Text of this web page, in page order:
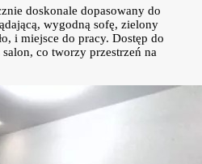
doskonale dopasowany do
wygodną sofę, zielony
i miejsce do pracy. Dostęp do
co tworzy przestrzeń na